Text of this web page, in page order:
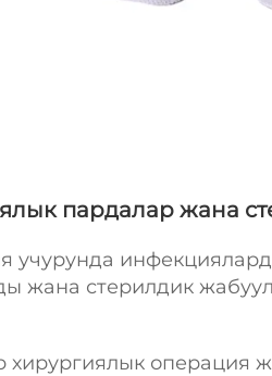
пардалар жана
учурунда
жана стерилдик
хирургиялык операция